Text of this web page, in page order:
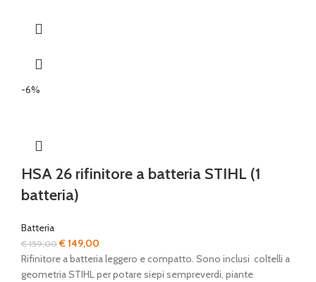
-6%
HSA 26 rifinitore a batteria STIHL (1
batteria)
Batteria
€159,00Il
prezzo
originale
€149,00
prezzo
attuale
Rifinitore a batteria leggero e compatto. Sono inclusi coltelli a
geometria STIHL per potare siepi sempreverdi, piante